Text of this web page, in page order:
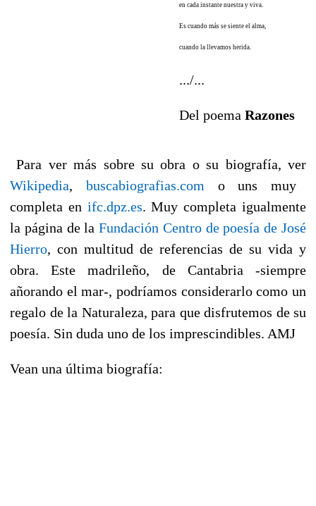
en cada instante nuestra y viva.
Es cuando más se siente el alma,
cuando la llevamos herida.
.../...
Del poema Razones
Para ver más sobre su obra o su biografía, ver
Wikipedia, buscabiografias.com o uns muy
completa en ifc.dpz.es. Muy completa igualmente
la página de laFundación Centro de poesía de José
Hierro, con multitud de referencias de su vida y
obra. Este madrileño, de Cantabria -siempre
añorando el mar-, podríamos considerarlo como un
regalo de la Naturaleza, para que disfrutemos de su
poesía. Sin duda uno de los imprescindibles. AMJ
Vean una última biografía: